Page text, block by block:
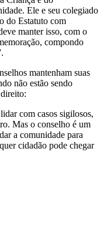
Ele e seu colegiado
do Estatuto com
manter isso, com o
compondo
mantenham suas
não estão sendo
com casos sigilosos,
Mas o conselho é um
a comunidade para
cidadão pode chegar